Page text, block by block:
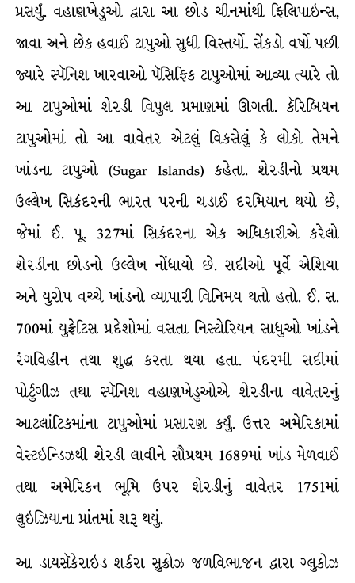
પ્રસર્યું. વહાણખેડુઓ દ્વારા આ છોડ ચીનમાંથી ફિલિપાઇન્સ,
જાવા અને છેક હવાઈ ટાપુઓ સુધી વિસ્તર્યો. સેંકડો વર્ષો પછી
જ્યારે સ્પૅનિશ ખારવાઓ પૅસિફિક ટાપુઓમાં આવ્યા ત્યારે તો
આ ટાપુઓમાં શેરડી વિપુલ પ્રમાણમાં ઊગતી. કૅરિબિયન
ટાપુઓમાં તો આ વાવેતર એટલું વિકસેલું કે લોકો તેમને
ખાંડના ટાપુઓ (Sugar Islands) કહેતા. શેરડીનો પ્રથમ
ઉલ્લેખ સિકંદરની ભારત પરની ચડાઈ દરમિયાન થયો છે,
જેમાં ઈ. પૂ. 327માં સિકંદરના એક અધિકારીએ કરેલો
શેરડીના છોડનો ઉલ્લેખ નોંધાયો છે. સદીઓ પૂર્વે એશિયા
અને યુરોપ વચ્ચે ખાંડનો વ્યાપારી વિનિમય થતો હતો. ઈ. સ.
700માં યુફ્રેટિસ પ્રદેશોમાં વસતા નિસ્ટોરિયન સાધુઓ ખાંડને
રંગવિહીન તથા શુદ્ધ કરતા થયા હતા. પંદરમી સદીમાં
પોર્ટુગીઝ તથા સ્પૅનિશ વહાણખેડુઓએ શેરડીના વાવેતરનું
આટલાંટિકમાંના ટાપુઓમાં પ્રસારણ કર્યું. ઉત્તર અમેરિકામાં
વેસ્ટઇન્ડિઝથી શેરડી લાવીને સૌપ્રથમ 1689માં ખાંડ મેળવાઈ
તથા અમેરિકન ભૂમિ ઉપર શેરડીનું વાવેતર 1751માં
લુઇઝિયાના પ્રાંતમાં શરૂ થયું.
આ ડાયસૅકેરાઇડ શર્કરા સુક્રોઝ જળવિભાજન દ્વારા ગ્લુકોઝ